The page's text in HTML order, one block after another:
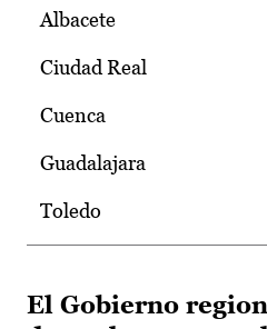
Albacete
Ciudad Real
Cuenca
Guadalajara
Toledo
El Gobierno